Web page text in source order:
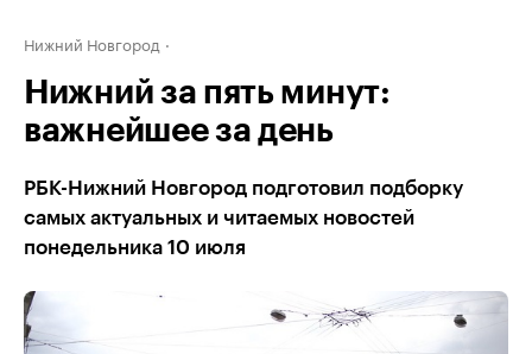
Нижний Новгород
Нижний за пять минут:
важнейшее за день
РБК-Нижний Новгород подготовил подборку
самых актуальных и читаемых новостей
понедельника 10 июля